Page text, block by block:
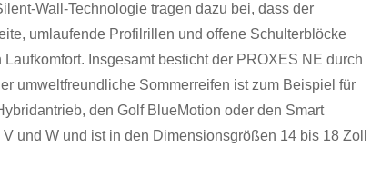
Wall-Technologie tragen dazu bei, dass der
umlaufende Profilrillen und offene Schulterblöcke
Insgesamt besticht der PROXES NE durch
umweltfreundliche Sommerreifen ist zum Beispiel für
den Golf BlueMotion oder den Smart
und W und ist in den Dimensionsgrößen 14 bis 18 Zoll